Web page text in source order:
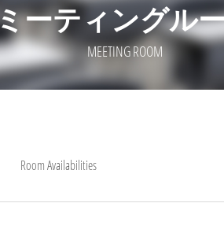
ーティングル
MEETING ROOM
Room Availabilities